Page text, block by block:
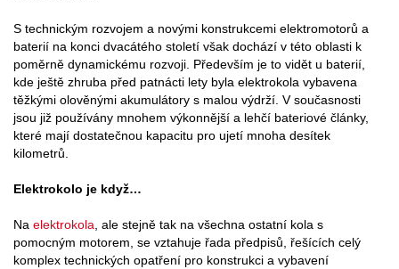
S technickým rozvojem a novými konstrukcemi elektromotorů a
baterií na konci dvacátého století však dochází v této oblasti k
poměrně dynamickému rozvoji. Především je to vidět u baterií,
kde ještě zhruba před patnácti lety byla elektrokola vybavena
těžkými olověnými akumulátory s malou výdrží. V současnosti
jsou již používány mnohem výkonnější a lehčí bateriové články,
které mají dostatečnou kapacitu pro ujetí mnoha desítek
kilometrů.
Elektrokolo je když…
Na elektrokola , ale stejně tak na všechna ostatní kola s
pomocným motorem, se vztahuje řada předpisů, řešících celý
komplex technických opatření pro konstrukci a vybavení